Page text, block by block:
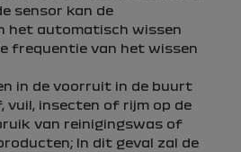
sensor kan de
het automatisch wissen
frequentie van het wissen
in de voorruit in de buurt
vuil, insecten of rijm op de
van reinigingswas of
In dit geval zal de